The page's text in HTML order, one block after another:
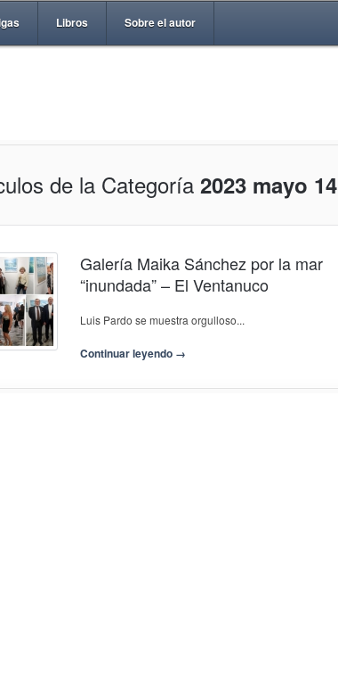
Libros Sobre el autor
de la Categoría 2023 mayo 14
Galería Maika Sánchez por la mar
“inundada” – El Ventanuco
Luis Pardo se muestra orgulloso...
Continuar leyendo →